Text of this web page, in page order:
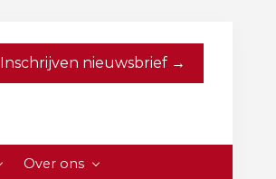
Inschrijven nieuwsbrief →
Over ons